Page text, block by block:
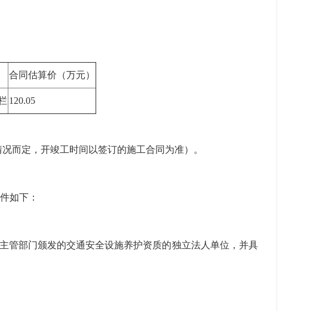
合同估算价（万元）
120.05
而定，开竣工时间以签订的施工合同为准）。
如下：
部门颁发的交通安全设施养护资质的独立法人单位，并具